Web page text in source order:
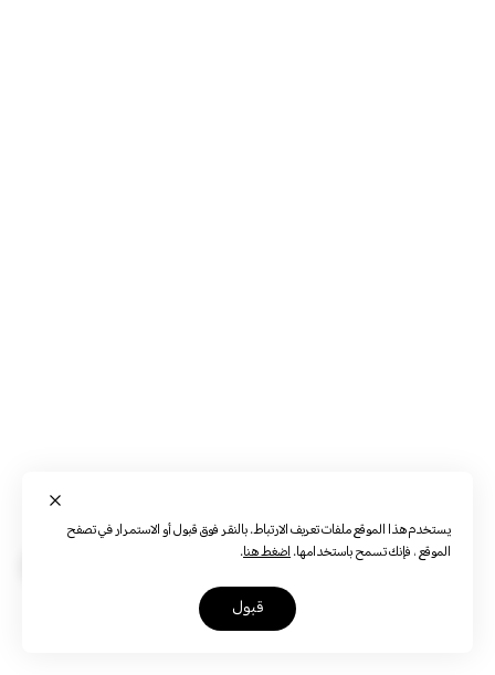
يستخدم هذا الموقع ملفات تعريف الارتباط. بالنقر فوق قبول أو الاستمرار في تصفح
الموقع ، فإنك تسمح باستخدامها.اضغط هنا.
قبول